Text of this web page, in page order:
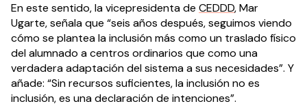
En este sentido, la vicepresidenta de CEDDD, Mar
Ugarte, señala que “seis años después, seguimos viendo
cómo se plantea la inclusión más como un traslado físico
del alumnado a centros ordinarios que como una
verdadera adaptación del sistema a sus necesidades”. Y
añade: “Sin recursos suficientes, la inclusión no es
inclusión, es una declaración de intenciones”.